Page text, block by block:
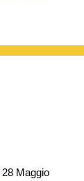
28 Maggio